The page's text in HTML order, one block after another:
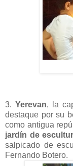
3.Yerevan, la
destaque por su
como antigua
jardín de
salpicado de
Fernando Botero.